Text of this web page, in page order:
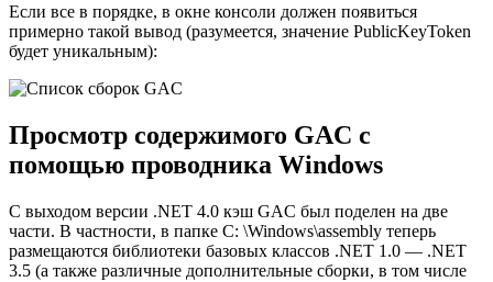
Если все в порядке, в окне консоли должен появиться
примерно такой вывод (разумеется, значение PublicKeyToken
будет уникальным):
Просмотр содержимого GAC с
помощью проводника Windows
С выходом версии .NET 4.0 кэш GAC был поделен на две
части. В частности, в папке С: \Windows\assembly теперь
размещаются библиотеки базовых классов .NET 1.0 — .NET
3.5 (а также различные дополнительные сборки, в том числе